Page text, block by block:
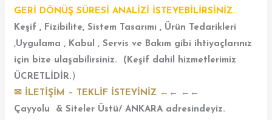
GERİ DÖNÜŞ SÜRESİ ANALİZİ İSTEYEBİLİRSİNİZ.
Keşif , Fizibilite, Sistem Tasarımı , Ürün Tedarikleri
,Uygulama , Kabul , Servis ve Bakım gibi ihtiyaçlarınız
için bize ulaşabilirsiniz. (Keşif dahil hizmetlerimiz
ÜCRETLİDİR. )
✉ İLETİŞİM – TEKLİF İSTEYİNİZ ← ← ←←
Çayyolu & Siteler Üstü/ ANKARA adresindeyiz.